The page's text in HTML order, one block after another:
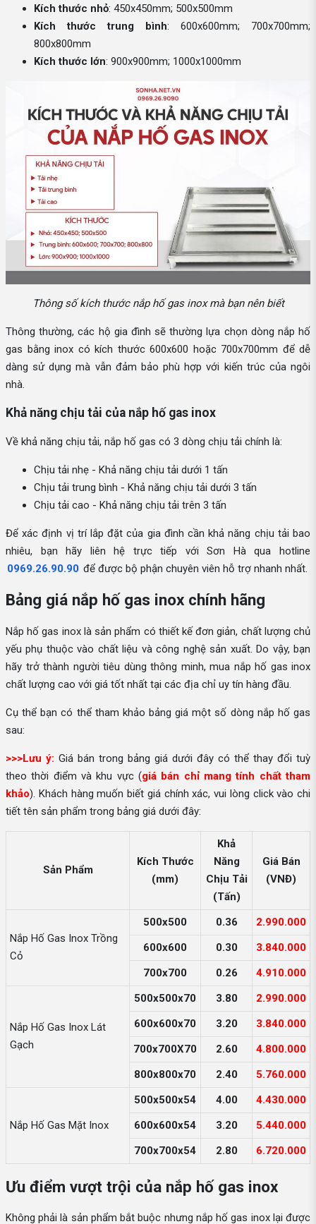
Kích thước nhỏ: 450x450mm; 500x500mm
Kích thước trung bình: 600x600mm; 700x700mm;
800x800mm
Kích thước lớn: 900x900mm; 1000x1000mm
Thông số kích thước nắp hố gas inox mà bạn nên biết
Thông thường, các hộ gia đình sẽ thường lựa chọn dòng nắp hố
gas bằng inox có kích thước 600x600 hoặc 700x700mm để dễ
dàng sử dụng mà vẫn đảm bảo phù hợp với kiến trúc của ngôi
nhà.
Khả năng chịu tải của nắp hố gas inox
Về khả năng chịu tải, nắp hố gas có 3 dòng chịu tải chính là:
Chịu tải nhẹ - Khả năng chịu tải dưới 1 tấn
Chịu tải trung bình - Khả năng chịu tải dưới 3 tấn
Chịu tải cao - Khả năng chịu tải trên 3 tấn
Để xác định vị trí lắp đặt của gia đình cần khả năng chịu tải bao
nhiêu, bạn hãy liên hệ trực tiếp với Sơn Hà qua hotline
0969.26.90.90 để được bộ phận chuyên viên hỗ trợ nhanh nhất.
Bảng giá nắp hố gas inox chính hãng
Nắp hố gas inox là sản phẩm có thiết kế đơn giản, chất lượng chủ
yếu phụ thuộc vào chất liệu và công nghệ sản xuất. Do vậy, bạn
hãy trở thành người tiêu dùng thông minh, mua nắp hố gas inox
chất lượng cao với giá tốt nhất tại các địa chỉ uy tín hàng đầu.
Cụ thể bạn có thể tham khảo bảng giá một số dòng nắp hố gas
sau:
>>>Lưu ý: Giá bán trong bảng giá dưới đây có thể thay đổi tuỳ
theo thời điểm và khu vực (giá bán chỉ mang tính chất tham
khảo). Khách hàng muốn biết giá chính xác, vui lòng click vào chi
tiết tên sản phẩm trong bảng giá dưới đây:
Sản Phẩm
Kích Thước
(mm)
Khả
Năng
Chịu Tải
(Tấn)
Giá Bán
(VNĐ)
Nắp Hố Gas Inox Trồng
Cỏ
500x500 0.36
2.990.000
600x600
0.30
3.840.000
700x700
0.26 4.910.000
Nắp Hố Gas Inox Lát
Gạch
500x500x70 3.80
2.990.000
600x600x70
3.20
3.840.000
700x700X70
2.60
4.800.000
800x800x70
2.40 5.760.000
Nắp Hố Gas Mặt Inox
500x500x54 4.00
4.430.000
600x600x54
3.20
5.440.000
700x700x54
2.80 6.720.000
Ưu điểm vượt trội của nắp hố gas inox
Không phải là sản phẩm bắt buộc nhưng nắp hố gas inox lại được